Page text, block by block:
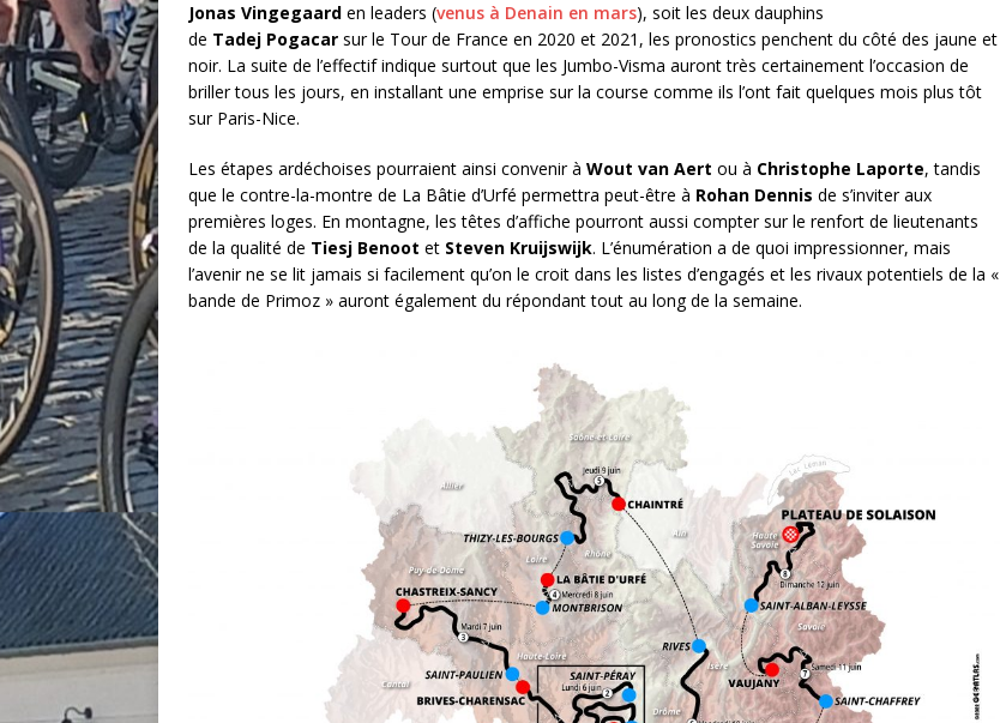
Jonas Vingegaard en leaders (venus à Denain en mars), soit les deux dauphins
de Tadej Pogacar sur le Tour de France en 2020 et 2021, les pronostics penchent du côté des jaune et
noir. La suite de l’effectif indique surtout que les Jumbo-Visma auront très certainement l’occasion de
briller tous les jours, en installant une emprise sur la course comme ils l’ont fait quelques mois plus tôt
sur Paris-Nice.
Les étapes ardéchoises pourraient ainsi convenir à Wout van Aert ou à Christophe Laporte, tandis
que le contre-la-montre de La Bâtie d’Urfé permettra peut-être à Rohan Dennis de s’inviter aux
premières loges. En montagne, les têtes d’affiche pourront aussi compter sur le renfort de lieutenants
de la qualité de Tiesj Benoot et Steven Kruijswijk. L’énumération a de quoi impressionner, mais
l’avenir ne se lit jamais si facilement qu’on le croit dans les listes d’engagés et les rivaux potentiels de la «
bande de Primoz » auront également du répondant tout au long de la semaine.